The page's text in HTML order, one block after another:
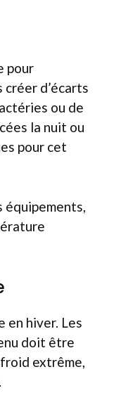
pour
d’écarts
ou de
la nuit ou
pour cet
en hiver. Les
doit être
extrême,